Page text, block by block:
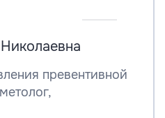
превентивной